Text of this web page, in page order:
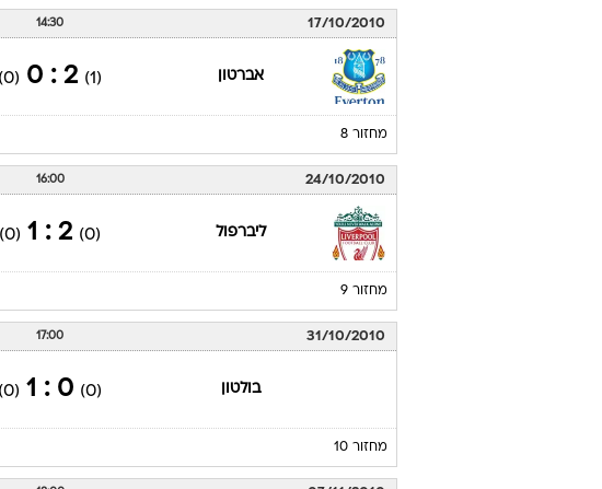
17/10/2010
14:30
אברטון (1)
2 : 0
(0)
מחזור 8
24/10/2010
16:00
ליברפול (0)
2 : 1
(0)
מחזור 9
31/10/2010
17:00
בולטון (0)
0 : 1
(0)
מחזור 10